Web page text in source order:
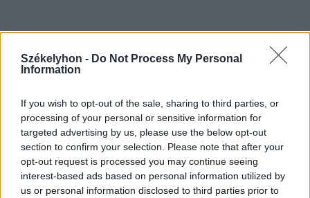
Székelyhon - Do Not Process My Personal
Information
If you wish to opt-out of the sale, sharing to third parties, or
processing of your personal or sensitive information for
targeted advertising by us, please use the below opt-out
section to confirm your selection. Please note that after your
opt-out request is processed you may continue seeing
interest-based ads based on personal information utilized by
us or personal information disclosed to third parties prior to
Hasznos
Impresszum